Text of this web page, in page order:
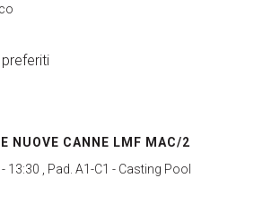
NUOVE CANNE LMF MAC/2
13:30 , Pad. A1-C1 - Casting Pool